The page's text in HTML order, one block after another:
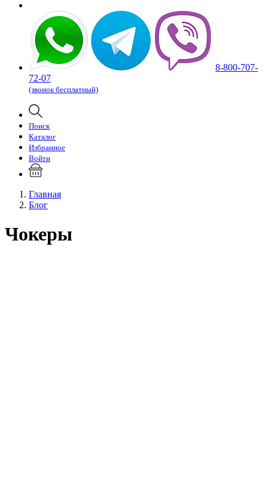
8-800-707-
72-07
(звонок бесплатный)
Поиск
Каталог
Избранное
Войти
Главная
Блог
Чокеры